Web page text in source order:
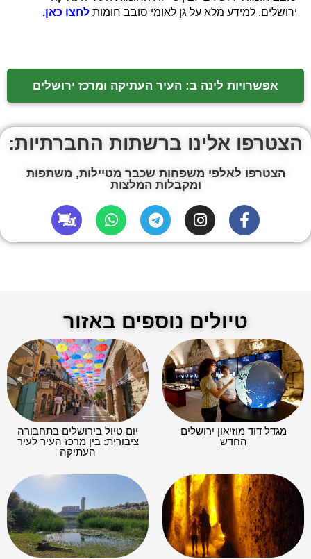
ירושלים. למידע מלא על גן לאומי סובב חומות לחצו כאן.
אפשרויות לינה ב: העיר העתיקה ומרכז ירושלים
הצטרפו אלינו ברשתות החברתיות:
הצטרפו לאלפי משפחות שכבר מטיילות, משתפות
ומקבלות המלצות
טיולים נוספים באזור
מגדל דוד מוזיאון ירושלים
החדש
יום טיול בירושלים בתחבורה
ציבורית: בין מרכז העיר לעיר
העתיקה